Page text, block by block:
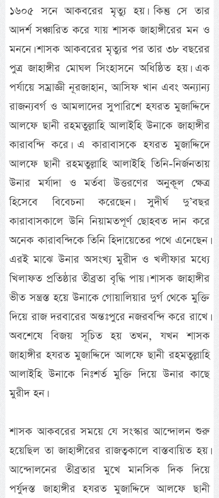
১৬০৫ সনে আকবরের মৃত্যু হয়। কিন্তু সে তার
আদর্শ সঞ্চারিত করে যায় শাসক জাহাঙ্গীরের মন ও
মননে। শাসক আকবরের মৃত্যুর পর তার ৩৮ বছরের
পুত্র জাহাঙ্গীর মোঘল সিংহাসনে অধিষ্ঠিত হয়। এক
পর্যায়ে সম্রাজ্ঞী নূরজাহান, আসিফ খান এবং অন্যান্য
রাজন্যবর্গ ও আমলাদের সুপারিশে হযরত মুজাদ্দিদে
আলফে ছানী রহমতুল্লাহি আলাইহি উনাকে জাহাঙ্গীর
কারাবন্দি করে। এ কারাবাসকে হযরত মুজাদ্দিদে
আলফে ছানী রহমতুল্লাহি আলাইহি তিনি-নির্জনতায়
উনার মর্যাদা ও মর্তবা উত্তরণের অনুকূল ক্ষেত্র
হিসেবে বিবেচনা করেছেন। সুদীর্ঘ দু’বছর
কারাবাসকালে উনি নিয়ামতপূর্ণ ছোহবত দান করে
অনেক কারাবন্দিকে তিনি হিদায়েতের পথে এনেছেন।
এরই মাঝে উনার অসংখ্য মুরীদ ও খলীফার মধ্যে
খিলাফত প্রতিষ্ঠার তীব্রতা বৃদ্ধি পায়। শাসক জাহাঙ্গীর
ভীত সন্ত্রস্ত হয়ে উনাকে গোয়ালিয়ার দুর্গ থেকে মুক্তি
দিয়ে রাজ দরবারের অন্তঃপুরে নজরবন্দি করে রাখে।
অবশেষে বিজয় সূচিত হয় তখন, যখন শাসক
জাহাঙ্গীর হযরত মুজাদ্দিদে আলফে ছানী রহমতুল্লাহি
আলাইহি উনাকে নিঃশর্ত মুক্তি দিয়ে উনার কাছে
মুরীদ হন।
শাসক আকবরের সময়ে যে সংস্কার আন্দোলন শুরু
হয়েছিল তা জাহাঙ্গীরের রাজত্বকালে বাস্তবায়িত হয়।
আন্দোলনের তীব্রতার মুখে মানসিক দিক দিয়ে
পর্যুদস্ত জাহাঙ্গীর হযরত মুজাদ্দিদে আলফে ছানী